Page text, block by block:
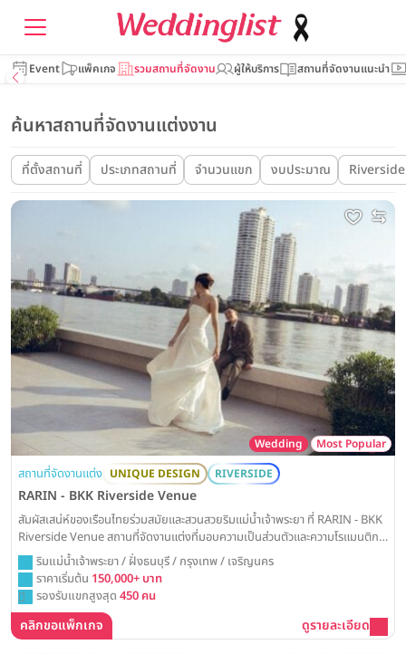
Event แพ็คเกจ รวมสถานที่จัดงาน ผู้ให้บริการ สถานที่จัดงานแนะนำ
ค้นหาสถานที่จัดงานแต่งงาน
ที่ตั้งสถานที่ ประเภทสถานที่ จำนวนแขก งบประมาณ Riverside
Wedding Most Popular
สถานที่จัดงานแต่ง UNIQUE DESIGN RIVERSIDE
RARIN - BKK Riverside Venue
สัมผัสเสน่ห์ของเรือนไทยร่วมสมัยและสวนสวยริมแม่น้ำเจ้าพระยา ที่ RARIN - BKK
Riverside Venue สถานที่จัดงานแต่งที่มอบความเป็นส่วนตัวและความโรแมนติก
สูงสุด สำหรับวันสำคัญที่งดงามและอบอุ่นในหัวใจ
ริมแม่น้ำเจ้าพระยา / ฝั่งธนบุรี / กรุงเทพ / เจริญนคร
ราคาเริ่มต้น 150,000+ บาท
รองรับแขกสูงสุด 450 คน
คลิกขอแพ็กเกจ ดูรายละเอียด